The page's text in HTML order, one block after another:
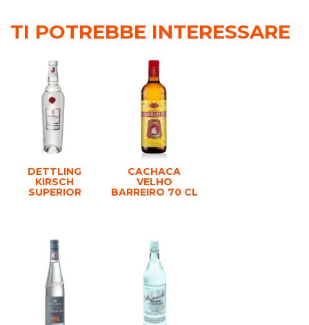
TI POTREBBE INTERESSARE
DETTLING
KIRSCH
SUPERIOR
CACHACA
VELHO
BARREIRO 70 CL